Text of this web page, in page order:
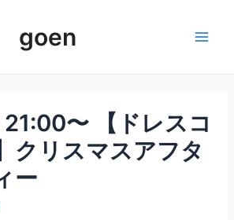
〜 【ドレスコ
クリスマスアフタ
ー